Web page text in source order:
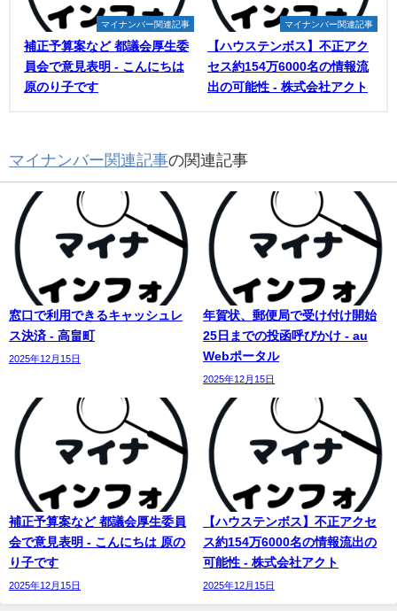
マイナンバー関連記事
補正予算案など 都議会厚生委
員会で意見表明 - こんにちは
原のり子です
マイナンバー関連記事
【ハウステンボス】不正アク
セス約154万6000名の情報流
出の可能性 - 株式会社アクト
マイナンバー関連記事の関連記事
窓口で利用できるキャッシュレ
ス決済 - 高畠町
2025年12月15日
年賀状、郵便局で受け付け開始
25日までの投函呼びかけ - au
Webポータル
2025年12月15日
補正予算案など 都議会厚生委員
会で意見表明 - こんにちは 原の
り子です
2025年12月15日
【ハウステンボス】不正アクセ
ス約154万6000名の情報流出の
可能性 - 株式会社アクト
2025年12月15日